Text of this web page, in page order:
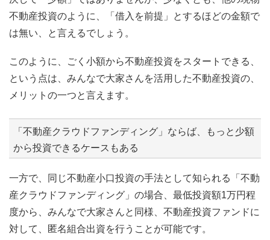
不動産投資のように、「借入を前提」とするほどの金額で
は無い、と言えるでしょう。
このように、ごく小額から不動産投資をスタートできる、
という点は、みんなで大家さんを活用した不動産投資の、
メリットの一つと言えます。
「不動産クラウドファンディング」ならば、もっと少額
から投資できるケースもある
一方で、同じ不動産小口投資の手法として知られる「不動
産クラウドファンディング」の場合、最低投資額1万円程
度から、みんなで大家さんと同様、不動産投資ファンドに
対して、匿名組合出資を行うことが可能です。